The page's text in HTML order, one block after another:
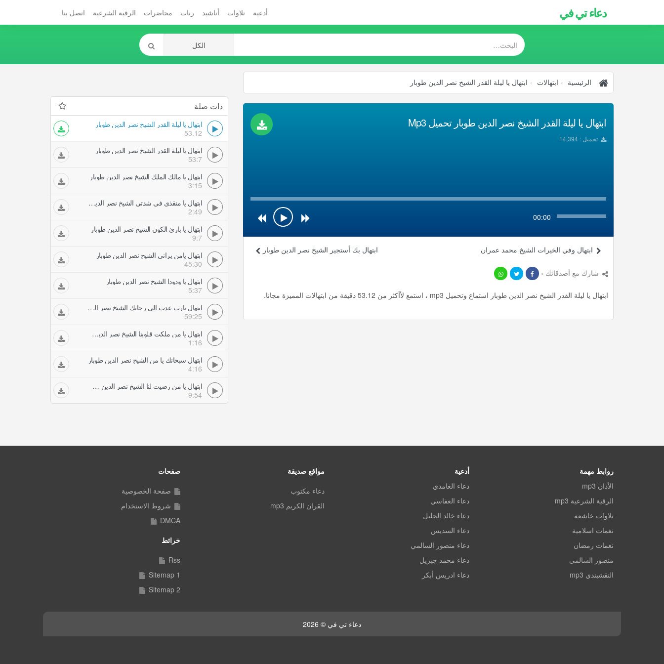
دعاء تي في أدعية تلاوات أناشيد رنات محاضرات الرقية الشرعية اتصل بنا
الرئيسية ابتهالات ابتهال يا ليلة القدر الشيخ نصر الدين طوبار
ابتهال يا ليلة القدر الشيخ نصر الدين طوبار تحميل Mp3
تحميل : 14,394
00:00
ابتهال بك أستجير الشيخ نصر الدين طوبار ابتهال وفي الخيرات الشيخ محمد عمران
شارك مع أصدقائك ›
ابتهال يا ليلة القدر الشيخ نصر الدين طوبار استماع وتحميل mp3 ، استمع لأأكثر من 53.12 دقيقة من ابتهالات المميزة مجانا.
ذات صلة
ابتهال يا ليلة القدر الشيخ نصر الدين طوبار
53.12
ابتهال يا ليلة القدر الشيخ نصر الدين طوبار
53:7
ابتهال يا مالك الملك الشيخ نصر الدين طوبار
3:15
ابتهال يا منقذي في شدتي الشيخ نصر الدين طوبار
2:49
ابتهال يا بارئ الكون الشيخ نصر الدين طوبار
9:7
ابتهال يامن يراني الشيخ نصر الدين طوبار
45:30
ابتهال يا ودودا الشيخ نصر الدين طوبار
5:37
ابتهال يارب عدت إلى رحابك الشيخ نصر الدين طوبار
59:25
ابتهال يا من ملكت قلوبنا الشيخ نصر الدين طوبار
1:16
ابتهال سبحانك يا من الشيخ نصر الدين طوبار
4:16
ابتهال يا من رضيت لنا الشيخ نصر الدين طوبار
9:54
روابط مهمة
الأذان mp3
الرقية الشرعية mp3
تلاوات خاشعة
نغمات اسلامية
نغمات رمضان
منصور السالمي
النقشبندي mp3
أدعية
دعاء الغامدي
دعاء العفاسي
دعاء خالد الجليل
دعاء السديس
دعاء منصور السالمي
دعاء محمد جبريل
دعاء ادريس أبكر
مواقع صديقة
دعاء مكتوب
القران الكريم mp3
صفحات
صفحة الخصوصية
شروط الاستخدام
DMCA
خرائط
Rss
Sitemap 1
Sitemap 2
دعاء تي في © 2026